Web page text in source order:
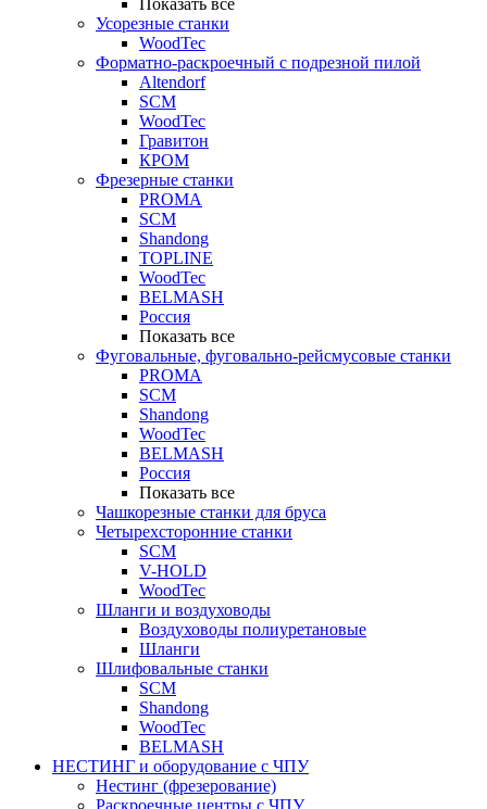
Показать все
Усорезные станки
WoodTec
Форматно-раскроечный с подрезной пилой
Altendorf
SCM
WoodTec
Гравитон
КРОМ
Фрезерные станки
PROMA
SCM
Shandong
TOPLINE
WoodTec
BELMASH
Россия
Показать все
Фуговальные, фуговально-рейсмусовые станки
PROMA
SCM
Shandong
WoodTec
BELMASH
Россия
Показать все
Чашкорезные станки для бруса
Четырехсторонние станки
SCM
V-HOLD
WoodTec
Шланги и воздуховоды
Воздуховоды полиуретановые
Шланги
Шлифовальные станки
SCM
Shandong
WoodTec
BELMASH
НЕСТИНГ и оборудование с ЧПУ
Нестинг (фрезерование)